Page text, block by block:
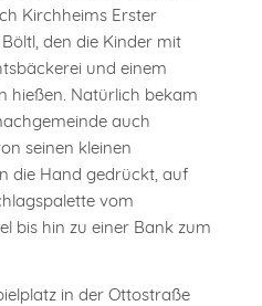
Kirchheims Erster
den die Kinder mit
und einem
hießen. Natürlich bekam
auch
seinen kleinen
die Hand gedrückt, auf
vom
bis hin zu einer Bank zum
in der Ottostraße